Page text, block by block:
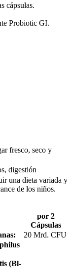
cápsulas.
Probiotic GI.
fresco, seco y
digestión
una dieta variada y
de los niños.
por 2
Cápsulas
20 Mrd. CFU
(Bl-